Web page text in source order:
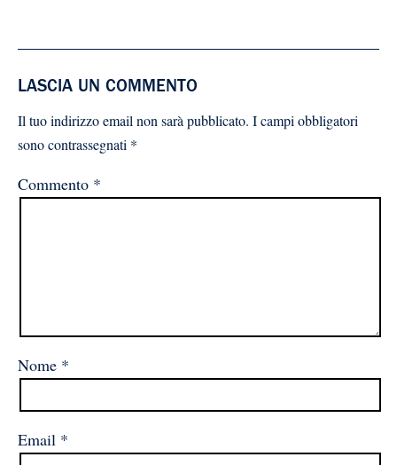
LASCIA UN COMMENTO
Il tuo indirizzo email non sarà pubblicato. I campi obbligatori
sono contrassegnati *
Commento *
Nome *
Email *